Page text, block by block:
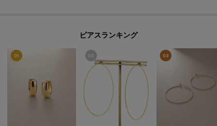
ピアスランキング